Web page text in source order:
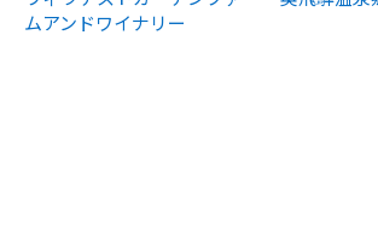
ムアンドワイナリー